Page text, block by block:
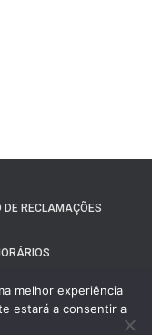
DE RECLAMAÇÕES
DE PAGAMENTO
melhor experiência
estará a consentir a